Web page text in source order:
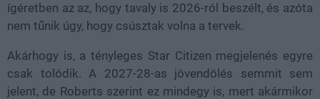
ígéretben az az, hogy tavaly is 2026-ról beszélt, és azóta
nem tűnik úgy, hogy csúsztak volna a tervek.
Akárhogy is, a tényleges Star Citizen megjelenés egyre
csak tolódik. A 2027-28-as jövendölés semmit sem
jelent, de Roberts szerint ez mindegy is, mert akármikor